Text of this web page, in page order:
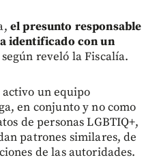
el presunto responsable
identificado con un
según reveló la Fiscalía.
un equipo
en conjunto y no como
de personas LGBTIQ+,
patrones similares, de
de las autoridades.